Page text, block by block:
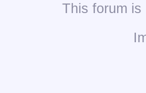
This forum is